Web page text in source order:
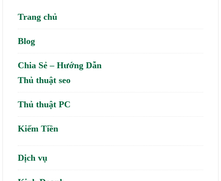
Trang chủ
Blog
Chia Sẻ – Hướng Dẫn
Thủ thuật seo
Thủ thuật PC
Kiếm Tiền
Dịch vụ